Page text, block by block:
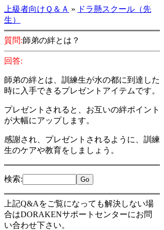
上級者向けＱ＆Ａ » ドラ懸スクール（先
生）
質問:師弟の絆とは？
回答:
師弟の絆とは、訓練生が水の都に到達した
時に入手できるプレゼントアイテムです。
プレゼントされると、お互いの絆ポイント
が大幅にアップします。
感謝され、プレゼントされるように、訓練
生のケアや教育をしましょう。
検索:
上記Q&Aをご覧になっても解決しない場
合はDORAKENサポートセンターにお問
い合わせ下さい。